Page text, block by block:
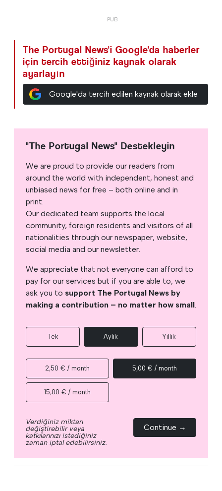
The Portugal News'i Google'da haberler
için tercih ettiğiniz kaynak olarak
ayarlayın
Google'da tercih edilen kaynak olarak ekle
"The Portugal News" Destekleyin
We are proud to provide our readers from
around the world with independent, honest and
unbiased news for free – both online and in
print.
Our dedicated team supports the local
community, foreign residents and visitors of all
nationalities through our newspaper, website,
social media and our newsletter.
We appreciate that not everyone can afford to
pay for our services but if you are able to, we
ask you to support The Portugal News by
making a contribution – no matter how small.
Tek Aylık Yıllık
2,50 € / month 5,00 € / month
15,00 € / month
Verdiğiniz miktarı
değiştirebilir veya
katkılarınızı istediğiniz
zaman iptal edebilirsiniz.
Continue →